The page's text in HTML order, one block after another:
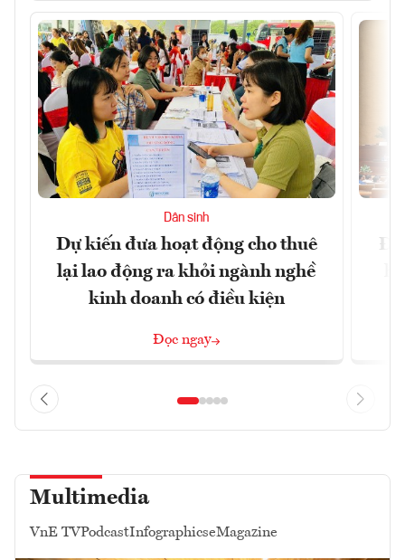
Dân sinh
Dự kiến đưa hoạt động cho thuê
lại lao động ra khỏi ngành nghề
kinh doanh có điều kiện
Đọc ngay
Đề
Multimedia
VnE TVPodcastInfographicseMagazine